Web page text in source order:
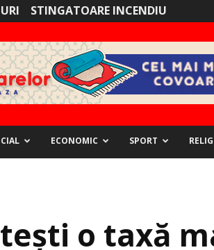
STINGATOARE INCENDIU
ECONOMIC SPORT
o taxă